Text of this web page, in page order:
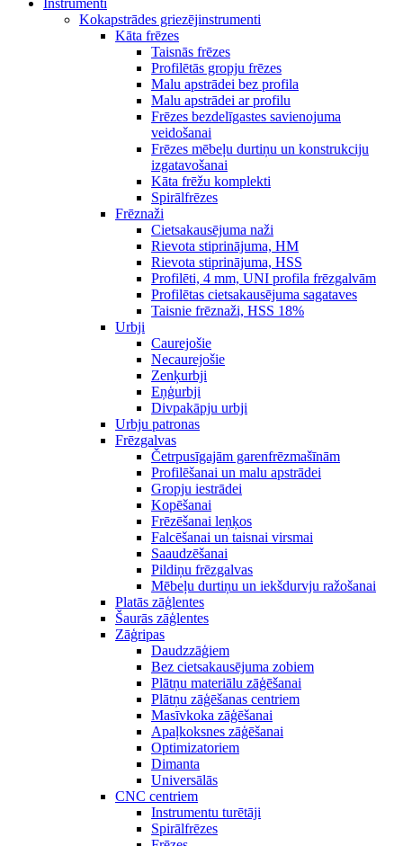
Instrumenti
Kokapstrādes griezējinstrumenti
Kāta frēzes
Taisnās frēzes
Profilētās gropju frēzes
Malu apstrādei bez profila
Malu apstrādei ar profilu
Frēzes bezdelīgastes savienojuma
veidošanai
Frēzes mēbeļu durtiņu un konstrukciju
izgatavošanai
Kāta frēžu komplekti
Spirālfrēzes
Frēznaži
Cietsakausējuma naži
Rievota stiprinājuma, HM
Rievota stiprinājuma, HSS
Profilēti, 4 mm, UNI profila frēzgalvām
Profilētas cietsakausējuma sagataves
Taisnie frēznaži, HSS 18%
Urbji
Caurejošie
Necaurejošie
Zenķurbji
Eņģurbji
Divpakāpju urbji
Urbju patronas
Frēzgalvas
Četrpusīgajām garenfrēzmašīnām
Profilēšanai un malu apstrādei
Gropju iestrādei
Kopēšanai
Frēzēšanai leņķos
Falcēšanai un taisnai virsmai
Saaudzēšanai
Pildiņu frēzgalvas
Mēbeļu durtiņu un iekšdurvju ražošanai
Platās zāģlentes
Šaurās zāģlentes
Zāģripas
Daudzzāģiem
Bez cietsakausējuma zobiem
Plātņu materiālu zāģēšanai
Plātņu zāģēšanas centriem
Masīvkoka zāģēšanai
Apaļkoksnes zāģēšanai
Optimizatoriem
Dimanta
Universālās
CNC centriem
Instrumentu turētāji
Spirālfrēzes